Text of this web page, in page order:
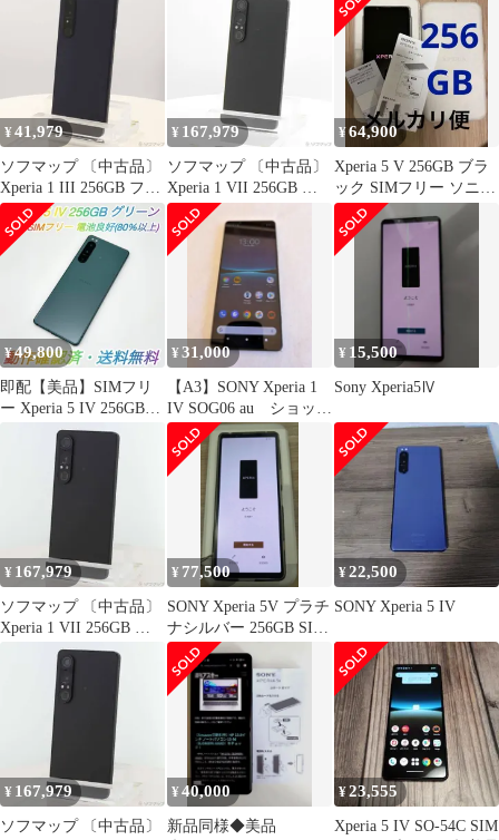
SIMフリー【348】
¥41,979
ソフマップ 〔中古品〕
Xperia 1 III 256GB フロ
ストパープル SOG03 au
ロック解除SIMフリー
【295】
¥ 167,979
ソフマップ 〔中古品〕
Xperia 1 VII 256GB ス
レートブラック XQ-
FS44B1JPCX0 SIMフリ
ー【262】
¥64,900
Xperia 5 V 256GB ブラ
ック SIMフリー ソニー
ストア購入 箱付
¥49,800
即配【美品】SIMフリ
ー Xperia 5 IV 256GB
XQ-CQ44 グリーン電池
良好 送料無料
¥31,000
【A3】SONY Xperia 1
IV SOG06 au ショップ
展示品
¥ 15,500
Sony Xperia5Ⅳ
¥ 167,979
ソフマップ 〔中古品〕
Xperia 1 VII 256GB ス
レートブラック XQ-
FS44B1JPCX0 SIMフリ
ー【251】
¥ 77,500
SONY Xperia 5V プラチ
ナシルバー 256GB SIM
フリー版
¥22,500
SONY Xperia 5 IV
¥ 167,979
ソフマップ 〔中古品〕
¥40,000
新品同様◆美品
¥23,555
Xperia 5 IV SO-54C SIM